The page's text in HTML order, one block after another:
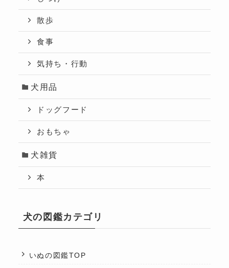
散歩
食事
気持ち・行動
犬用品
ドッグフード
おもちゃ
犬雑貨
本
犬の図鑑カテゴリ
いぬの図鑑TOP